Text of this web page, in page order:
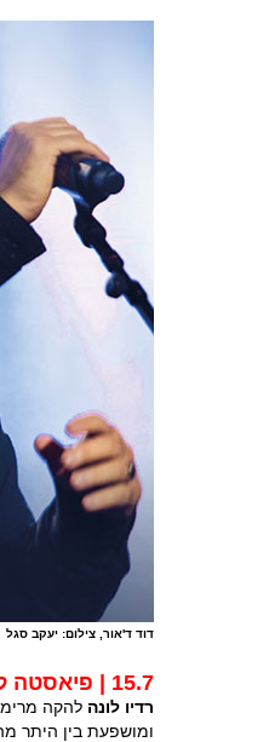
דוד ד'אור, צילום: יעקב סגל
15.7 | פיאסטה לטינית
רדיו לונה להקה
ומושפעת בין היתר